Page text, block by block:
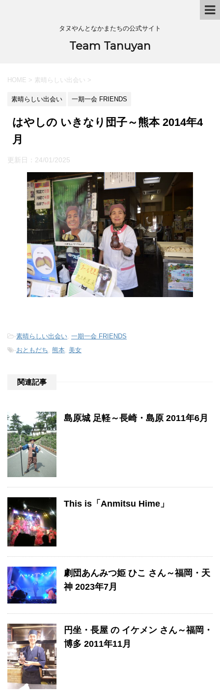
タヌやんとなかまたちの公式サイト
Team Tanuyan
HOME > 素晴らしい出会い >
素晴らしい出会い 一期一会 FRIENDS
はやしの いきなり団子～熊本 2014年4
月
更新日： 24/01/2025
-素晴らしい出会い 一期一会 FRIENDS
-おともだち 熊本 美女
関連記事
島原城 足軽～長崎・島原 2011年6月
This is「Anmitsu Hime」
劇団あんみつ姫 ひこ さん～福岡・天
神 2023年7月
円坐・長屋 の イケメン さん～福岡・
博多 2011年11月